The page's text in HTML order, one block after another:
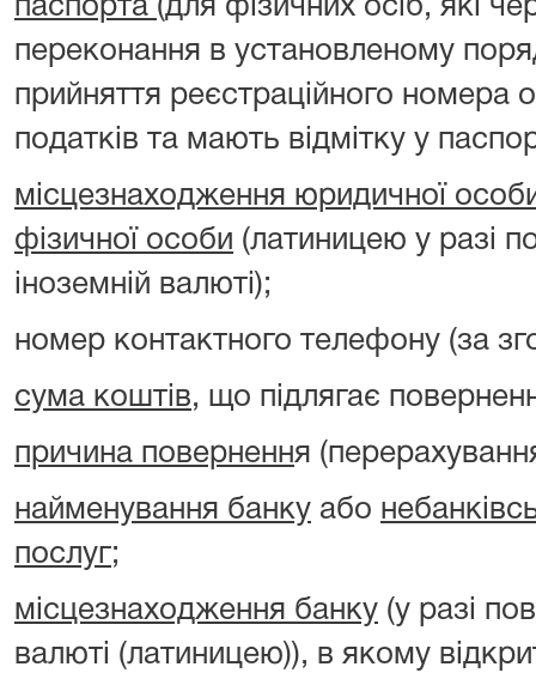
паспорта (для фізичних осіб, які
переконання в установленому
прийняття реєстраційного номера
податків та мають відмітку у
місцезнаходження юридичної
фізичної особи (латиницею у разі
іноземній валюті);
номер контактного телефону (за
сума коштів, що підлягає
причина повернення
найменування банку або
послуг;
місцезнаходження банку (у разі
валюті (латиницею)), в якому